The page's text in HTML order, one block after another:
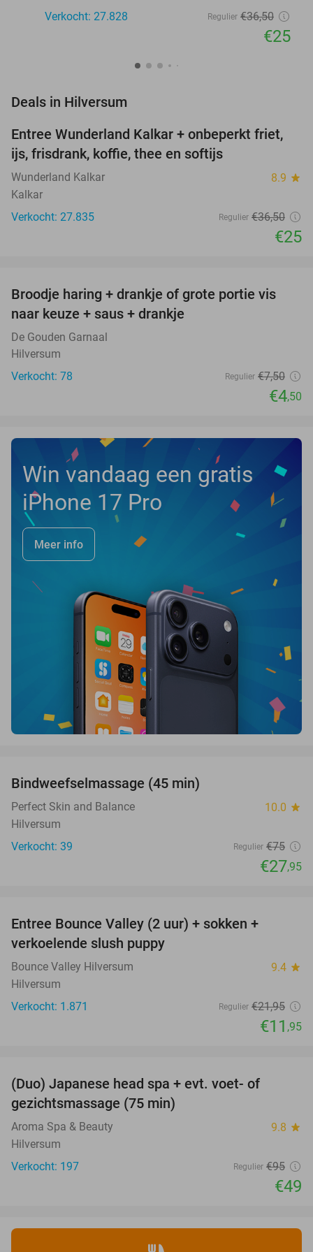
Verkocht: 27.828
Regulier €36,50
€25
Deals in Hilversum
32%
Entree Wunderland Kalkar + onbeperkt friet,
ijs, frisdrank, koffie, thee en softijs
Wunderland Kalkar 8.9 star
Kalkar
Verkocht: 27.835
Regulier €36,50
€25
40%
Broodje haring + drankje of grote portie vis
naar keuze + saus + drankje
De Gouden Garnaal
Hilversum
Verkocht: 78
Regulier €7,50
€4,50
Win vandaag een gratis
iPhone 17 Pro
Meer info
Bindweefselmassage (45 min)
Perfect Skin and Balance 10.0 star
Hilversum
Verkocht: 39
Regulier €75
€27,95
Entree Bounce Valley (2 uur) + sokken +
verkoelende slush puppy
Bounce Valley Hilversum 9.4 star
Hilversum
Verkocht: 1.871
Regulier €21,95
€11 ,95
(Duo) Japanese head spa + evt. voet- of
gezichtsmassage (75 min)
Aroma Spa & Beauty 9.8 star
Hilversum
Verkocht: 197
Regulier €95
€49